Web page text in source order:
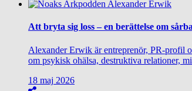
Att bryta sig loss – en berättelse om
Alexander Erwik är entreprenör, PR-profil
om psykisk ohälsa, destruktiva relationer,
18 maj 2026